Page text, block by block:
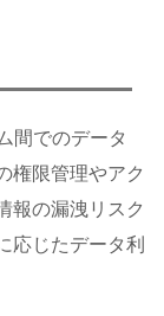
間でのデータ
権限管理やアク
報の漏洩リスク
応じたデータ利